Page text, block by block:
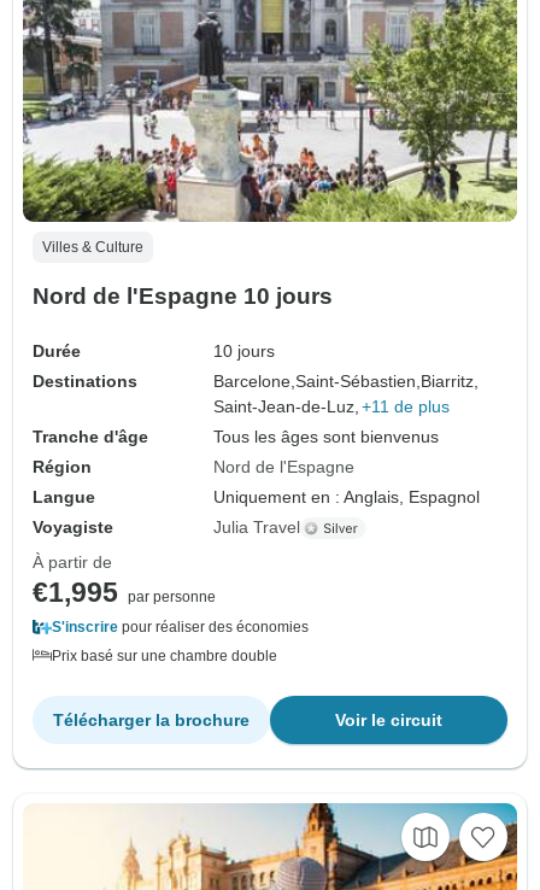
Villes & Culture
Nord de l'Espagne 10 jours
Durée
10 jours
Destinations
Barcelone,Saint-Sébastien,Biarritz,
Saint-Jean-de-Luz, +11 de plus
Tranche d'âge
Tous les âges sont bienvenus
Région
Nord de l'Espagne
Langue
Uniquement en : Anglais, Espagnol
Voyagiste
Julia Travel
À partir de
€1,995 par personne
S'inscrire pour réaliser des économies
Prix basé sur une chambre double
Voir le circuit
Télécharger la brochure